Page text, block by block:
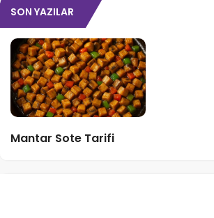
SON YAZILAR
Mantar Sote Tarifi